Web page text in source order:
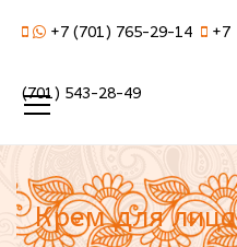
+7 (701) 765-29-14 +7
(701) 543-28-49
Крем для